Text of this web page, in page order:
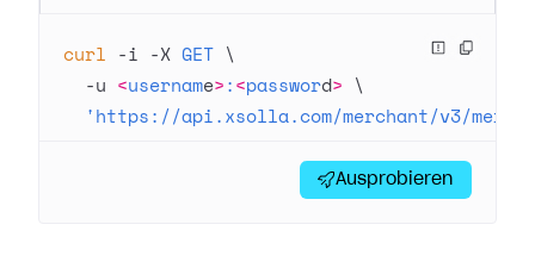
curl -i -X GET \
  -u
<username>:<password> \
'https://api.xsolla.com/merchant/v3/
Ausprobieren